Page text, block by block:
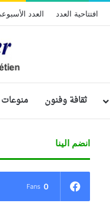
افتتاحية العدد العدد
ثقافة وفنون منوعات
انضم الينا
0
Fans